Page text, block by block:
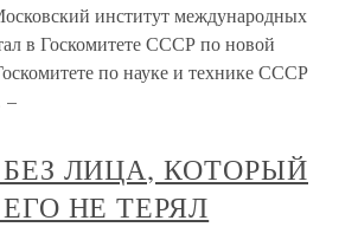
институт международных
в Госкомитете СССР по новой
по науке и технике СССР
–
ЛИЦА, КОТОРЫЙ
НЕ ТЕРЯЛ